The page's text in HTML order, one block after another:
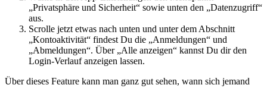
„Privatsphäre und Sicherheit“ sowie unten den „Datenzugriff“
aus.
Scrolle jetzt etwas nach unten und unter dem Abschnitt
„Kontoaktivität“ findest Du die „Anmeldungen“ und
„Abmeldungen“. Über „Alle anzeigen“ kannst Du dir den
Login-Verlauf anzeigen lassen.
Über dieses Feature kann man ganz gut sehen, wann sich jemand